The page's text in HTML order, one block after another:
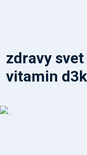
zdravy
vitamin